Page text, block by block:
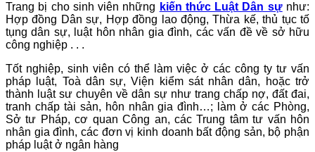
Trang bị cho sinh viên những kiến thức Luật Dân sựnhư:
Hợp đồng Dân sự, Hợp đồng lao động, Thừa kế, thủ tục tố
tụng dân sự, luật hôn nhân gia đình, các vấn đề về sở hữu
công nghiệp . . .
Tốt nghiệp, sinh viên có thể làm việc ở các công ty tư vấn
pháp luật, Toà dân sự, Viện kiểm sát nhân dân, hoặc trở
thành luật sư chuyên về dân sự như trang chấp nợ, đất đai,
tranh chấp tài sản, hôn nhân gia đình…; làm ở các Phòng,
Sở tư Pháp, cơ quan Công an, các Trung tâm tư vấn hôn
nhân gia đình, các đơn vị kinh doanh bất động sản, bộ phận
pháp luật ở ngân hàng